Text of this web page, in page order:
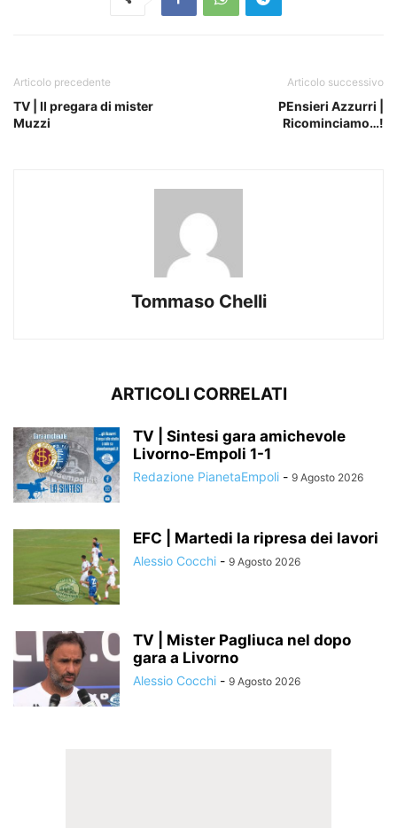
Articolo precedente
TV | Il pregara di mister
Muzzi
Articolo successivo
PEnsieri Azzurri |
Ricominciamo…!
Tommaso Chelli
ARTICOLI CORRELATI
TV | Sintesi gara amichevole
Livorno-Empoli 1-1
Redazione PianetaEmpoli - 9 Agosto 2026
EFC | Martedi la ripresa dei lavori
Alessio Cocchi - 9 Agosto 2026
TV | Mister Pagliuca nel dopo
gara a Livorno
Alessio Cocchi - 9 Agosto 2026